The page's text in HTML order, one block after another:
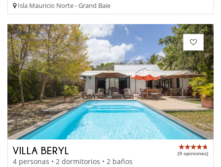
Isla Mauricio Norte - Grand Baie
VILLA BERYL (9 opiniones)
4 personas • 2 dormitorios • 2 baños